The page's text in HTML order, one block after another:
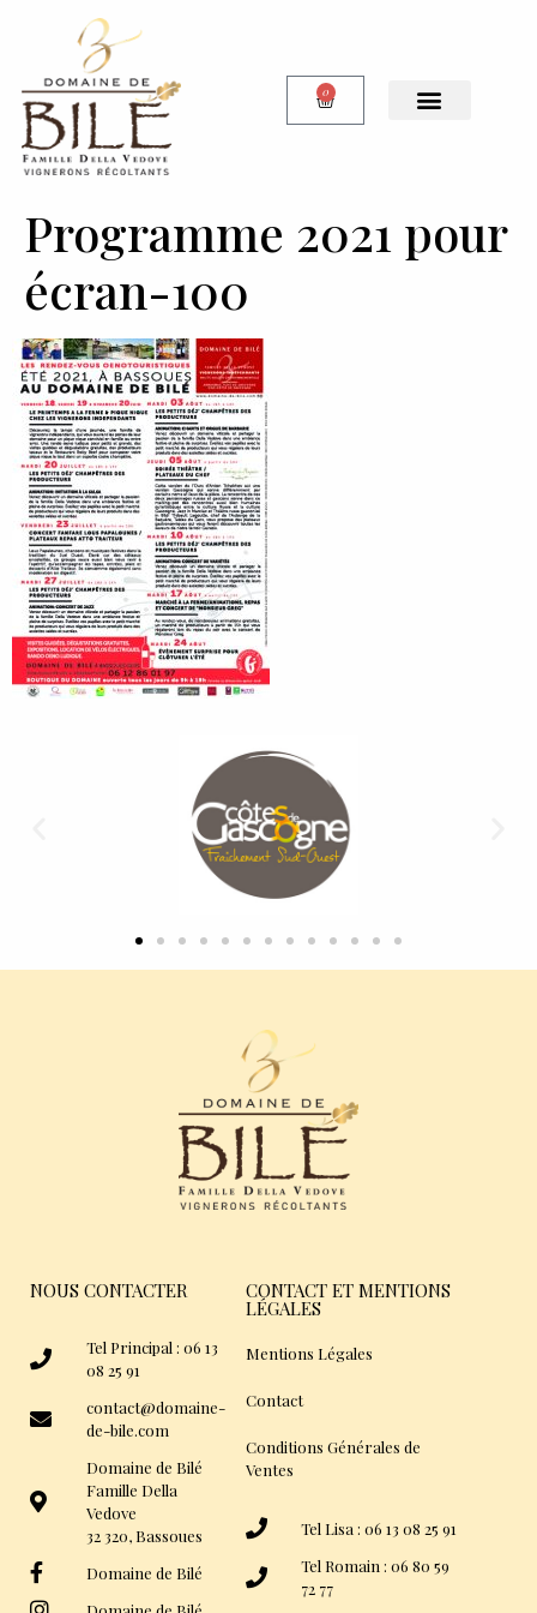
0
Programme 2021 pour
écran-100
NOUS CONTACTER
Tel Principal : 06 13
08 25 91
contact@domaine-
de-bile.com
Domaine de Bilé
Famille Della
Vedove
32 320, Bassoues
Domaine de Bilé
CONTACT ET MENTIONS
LÉGALES
Mentions Légales
Contact
Conditions Générales de
Ventes
Tel Lisa : 06 13 08 25 91
Tel Romain : 06 80 59
72 77